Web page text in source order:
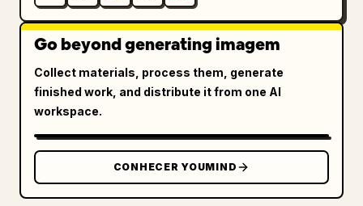
Go beyond generating imagem
Collect materials, process them, generate
finished work, and distribute it from one AI
workspace.
CONHECER YOUMIND